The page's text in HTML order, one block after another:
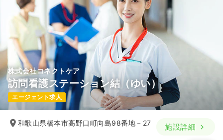
株式会社コネクトケア
訪問看護ステーション結（ゆい）
エージェント求人
和歌山県橋本市高野口町向島98番地－27 施設詳細